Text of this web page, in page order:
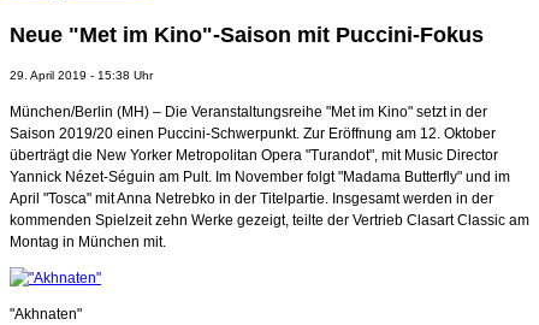
Neue "Met im Kino"-Saison mit Puccini-Fokus
29. April 2019 - 15:38 Uhr
München/Berlin (MH) – Die Veranstaltungsreihe "Met im Kino" setzt in der
Saison 2019/20 einen Puccini-Schwerpunkt. Zur Eröffnung am 12. Oktober
überträgt die New Yorker Metropolitan Opera "Turandot", mit Music Director
Yannick Nézet-Séguin am Pult. Im November folgt "Madama Butterfly" und im
April "Tosca" mit Anna Netrebko in der Titelpartie. Insgesamt werden in der
kommenden Spielzeit zehn Werke gezeigt, teilte der Vertrieb Clasart Classic am
Montag in München mit.
"Akhnaten"